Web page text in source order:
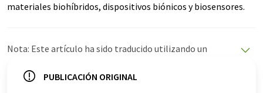
materiales biohíbridos, dispositivos biónicos y biosensores.
Nota: Este artículo ha sido traducido utilizando un
ofrece estas traducciones automáticas para presentar
PUBLICACIÓN ORIGINAL